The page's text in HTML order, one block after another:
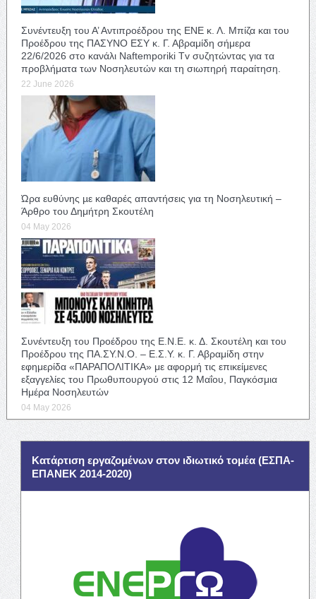
Συνέντευξη του Α’ Αντιπροέδρου της ΕΝΕ κ. Λ. Μπίζα και του
Προέδρου της ΠΑΣΥΝΟ ΕΣΥ κ. Γ. Αβραμίδη σήμερα
22/6/2026 στο κανάλι Naftemporiki Tv συζητώντας για τα
προβλήματα των Νοσηλευτών και τη σιωπηρή παραίτηση.
22 June 2026
Ώρα ευθύνης µε καθαρές απαντήσεις για τη Νοσηλευτική –
Άρθρο του Δημήτρη Σκουτέλη
04 May 2026
Συνέντευξη του Προέδρου της Ε.Ν.Ε. κ. Δ. Σκουτέλη και του
Προέδρου της ΠΑ.ΣΥ.Ν.Ο. – Ε.Σ.Υ. κ. Γ. Αβραμίδη στην
εφημερίδα «ΠΑΡΑΠΟΛΙΤΙΚΑ» με αφορμή τις επικείμενες
εξαγγελίες του Πρωθυπουργού στις 12 Μαΐου, Παγκόσμια
Ημέρα Νοσηλευτών
04 May 2026
Κατάρτιση εργαζομένων στον ιδιωτικό τομέα (ΕΣΠΑ-
ΕΠΑΝΕΚ 2014-2020)